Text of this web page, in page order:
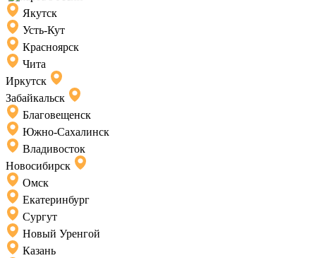
Якутск
Усть-Кут
Красноярск
Чита
Иркутск
Забайкальск
Благовещенск
Южно-Сахалинск
Владивосток
Новосибирск
Омск
Екатеринбург
Сургут
Новый Уренгой
Казань